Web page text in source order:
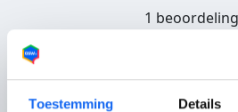
Toestemming Details
1
K uit Kloosterzande